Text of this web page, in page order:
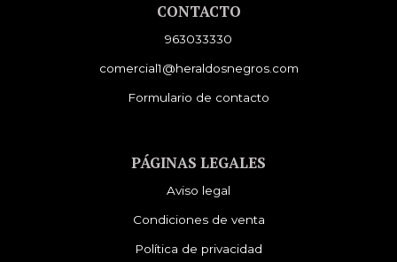
CONTACTO
963033330
comercial1@heraldosnegros.com
Formulario de contacto
PÁGINAS LEGALES
Aviso legal
Condiciones de venta
Política de privacidad